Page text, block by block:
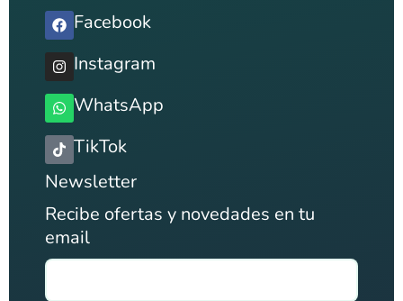
Facebook
Instagram
WhatsApp
TikTok
Newsletter
Recibe ofertas y novedades en tu
email